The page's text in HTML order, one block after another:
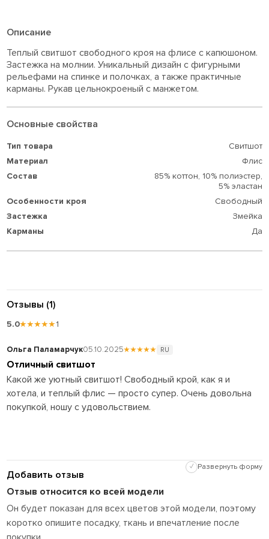
Описание
Теплый свитшот свободного кроя на флисе с капюшоном.
Застежка на молнии. Уникальный дизайн с фигурными
рельефами на спинке и полочках, а также практичные
карманы. Рукав цельнокроеный с манжетом.
Основные свойства
Тип товара
Свитшот
Материал
Флис
Состав
85% коттон, 10% полиэстер,
5% эластан
Особенности кроя
Свободный
Застежка
Змейка
Карманы
Да
Отзывы (1)
5.0★★★★★1
Ольга Паламарчук05.10.2025★★★★★ RU
Отличный свитшот
Какой же уютный свитшот! Свободный крой, как я и
хотела, и теплый флис — просто супер. Очень довольна
покупкой, ношу с удовольствием.
Добавить отзыв
✓ Развернуть форму
Отзыв относится ко всей модели
Он будет показан для всех цветов этой модели, поэтому
коротко опишите посадку, ткань и впечатление после